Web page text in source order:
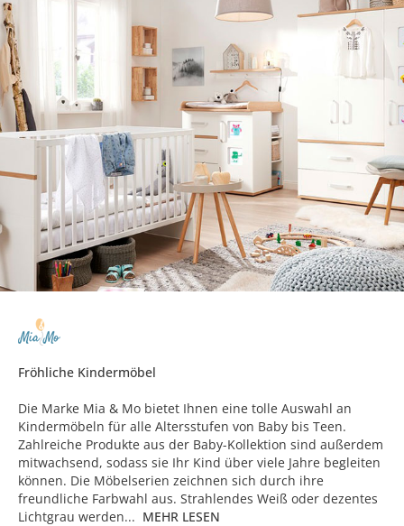
Fröhliche Kindermöbel
Die Marke Mia & Mo bietet Ihnen eine tolle Auswahl an
Kindermöbeln für alle Altersstufen von Baby bis Teen.
Zahlreiche Produkte aus der Baby-Kollektion sind außerdem
mitwachsend, sodass sie Ihr Kind über viele Jahre begleiten
können. Die Möbelserien zeichnen sich durch ihre
freundliche Farbwahl aus. Strahlendes Weiß oder dezentes
Lichtgrau werden... MEHR LESEN